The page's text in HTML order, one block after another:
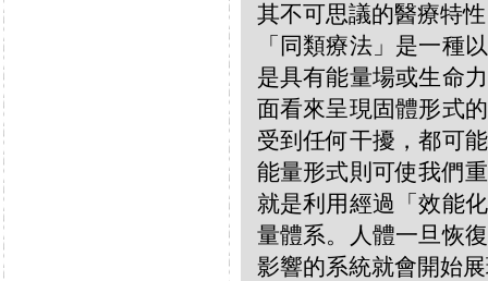
其不可思議的醫療特
「同類療法」是一種
是具有能量場或生命
面看來呈現固體形式
受到任何干擾，都可
能量形式則可使我們
就是利用經過「效能
量體系。人體一旦恢
影響的系統就會開始